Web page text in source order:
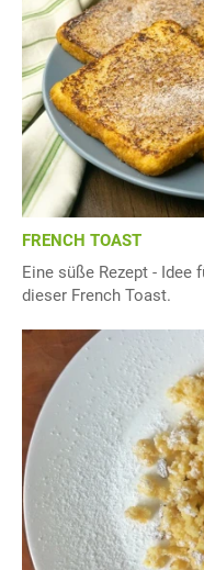
FRENCH TOAST
Eine süße Rezept - Idee
dieser French Toast.